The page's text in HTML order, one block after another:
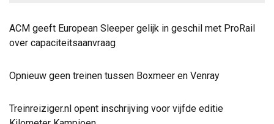
ACM geeft European Sleeper gelijk in geschil met ProRail
over capaciteitsaanvraag
Opnieuw geen treinen tussen Boxmeer en Venray
Treinreiziger.nl opent inschrijving voor vijfde editie